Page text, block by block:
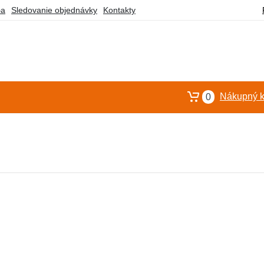
Sledovanie objednávky Kontakty
0 Nákupný